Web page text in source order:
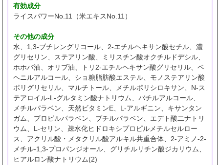
有効成分
ライスパワーNo.11（米エキスNo.11）
その他の成分
水、1,3-ブチレングリコール、2-エチルヘキサン酸セチル、濃
グリセリン、ステアリン酸、ミリスチン酸オクチルドデシル、
ホホバ油、オリブ油、トリ2-エチルヘキサン酸グリセリル、ベ
ヘニルアルコール、ショ糖脂肪酸エステル、モノステアリン酸
ポリグリセリル、マルチトール、メチルポリシロキサン、N-ス
テアロイル-L-グルタミン酸ナトリウム、バチルアルコール、
メチルパラベン、天然ビタミンE、L-アルギニン、キサンタン
ガム、プロピルパラベン、ブチルパラベン、エデト酸二ナトリ
ウム、L-セリン、疎水化ヒドロキシプロピルメチルセルロー
ス、アクリル酸・メタクリル酸アルキル共重合体、2-アミノ-2-
メチル-1,3-プロパンジオール、グリチルリチン酸ジカリウム、
ヒアルロン酸ナトリウム(2)